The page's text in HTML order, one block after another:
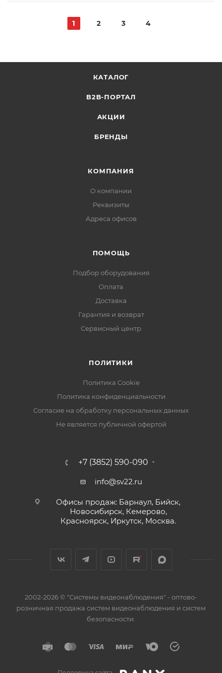
1 2 3 4
КАТАЛОГ
B2B-ПОРТАЛ
АКЦИИ
БРЕНДЫ
КОМПАНИЯ
О компании
Реквизиты
Адреса офисов
ПОМОЩЬ
Подбор оборудования
Оплата
Доставка
Гарантия и возврат
Сервисный центр
ПОЛИТИКИ
Политика Cookie
Политика конфиденциальности
Согласие на обработку персональных данных
Не является публичной офертой
+7 (3852) 590-090
info@sv22.ru
Офисы продаж: Барнаул, Бийск,
Новосибирск, Кемерово,
Красноярск, Иркутск, Москва.
2002-2026 © "Системы видеонаблюдения" - оптово-
розничная продажа систем видеонаблюдения и систем
безопасности.